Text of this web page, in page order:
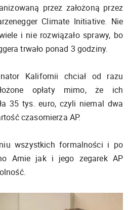
przez założoną przez
Climate Initiative. Nie
i nie rozwiązało sprawy, bo
trwało ponad 3 godziny.
Kalifornii chciał od razu
opłaty mimo, że ich
35 tys. euro, czyli niemal dwa
czasomierza AP.
wszystkich formalności i po
Arnie jak i jego zegarek AP